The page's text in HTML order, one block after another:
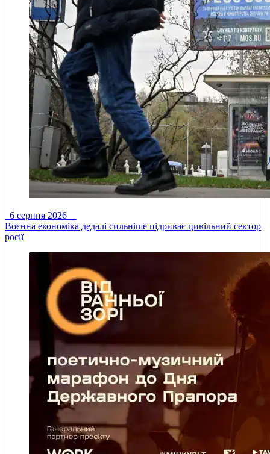
6 серпня 2026
Воєнна економіка дедалі сильніше підриває цивільний сектор
росії